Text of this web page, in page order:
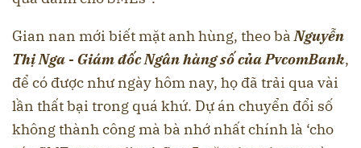
Gian nan mới biết mặt anh hùng, theo bàNguyễn
Thị Nga - Giám đốc Ngân hàng số của PvcomBank,
để có được như ngày hôm nay, họ đã trải qua vài
lần thất bại trong quá khứ. Dự án chuyển đổi số
không thành công mà bà nhớ nhất chính là ‘cho